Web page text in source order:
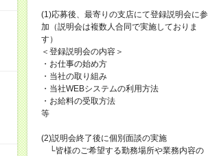
(1)応募後、最寄りの支店にて登録説明会に参
加（説明会は複数人合同で実施しておりま
す）
＜登録説明会の内容＞
・お仕事の始め方
・当社の取り組み
・当社WEBシステムの利用方法
・お給料の受取方法
等
(2)説明会終了後に個別面談の実施
└皆様のご希望する勤務場所や業務内容の